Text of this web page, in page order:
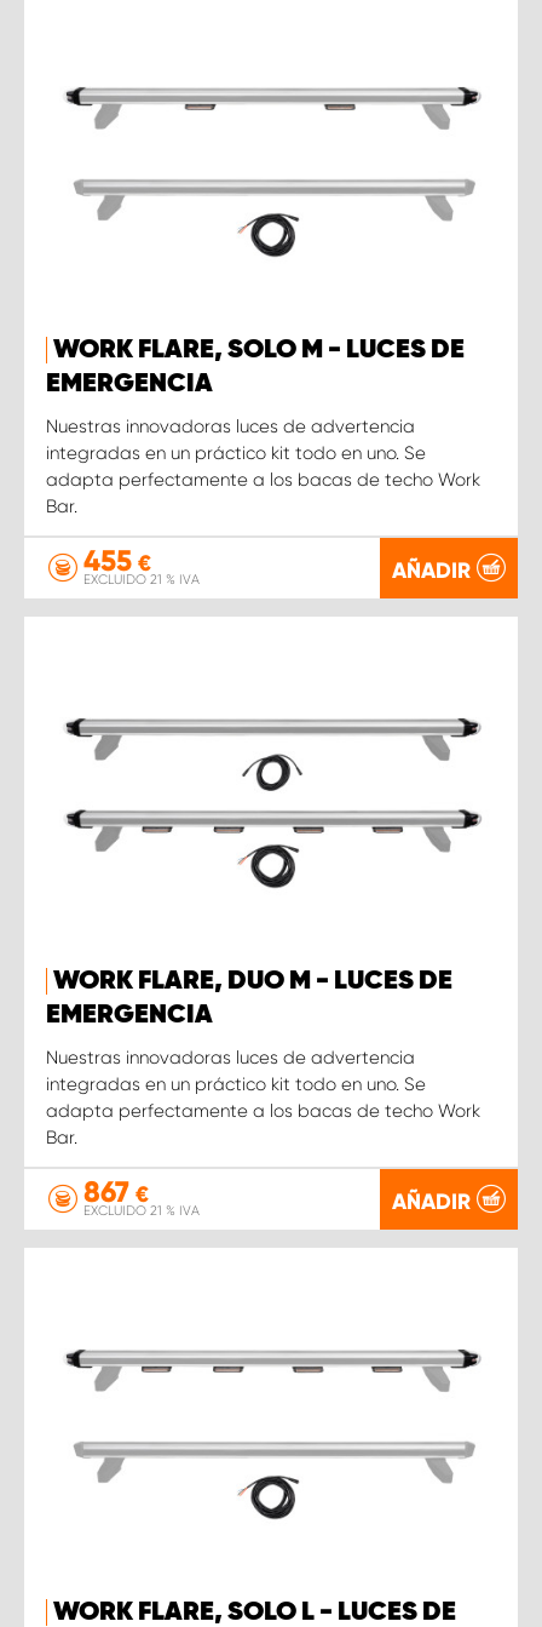
WORK FLARE, SOLO M - LUCES DE
EMERGENCIA
Nuestras innovadoras luces de advertencia
integradas en un práctico kit todo en uno. Se
adapta perfectamente a los bacas de techo Work
Bar.
455 €
EXCLUIDO 21 % IVA AÑADIR
WORK FLARE, DUO M - LUCES DE
EMERGENCIA
Nuestras innovadoras luces de advertencia
integradas en un práctico kit todo en uno. Se
adapta perfectamente a los bacas de techo Work
Bar.
867 €
EXCLUIDO 21 % IVA AÑADIR
WORK FLARE, SOLO L - LUCES DE